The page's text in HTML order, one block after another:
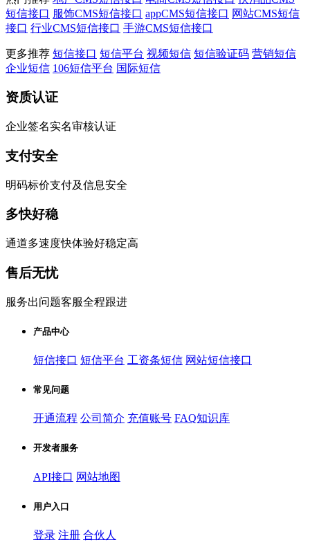
短信接口 服饰CMS短信接口 appCMS短信接口 网站CMS短信
接口 行业CMS短信接口 手游CMS短信接口
更多推荐 短信接口 短信平台 视频短信 短信验证码 营销短信
企业短信 106短信平台 国际短信
资质认证
企业签名实名审核认证
支付安全
明码标价支付及信息安全
多快好稳
通道多速度快体验好稳定高
售后无忧
服务出问题客服全程跟进
产品中心
短信接口 短信平台 工资条短信 网站短信接口
常见问题
开通流程 公司简介 充值账号 FAQ知识库
开发者服务
API接口 网站地图
用户入口
登录 注册 合伙人